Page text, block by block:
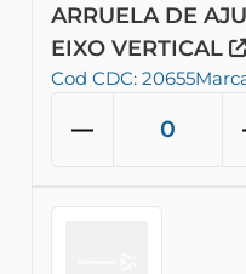
ARRUELA DE
EIXO VERTICAL
Cod CDC: 20655